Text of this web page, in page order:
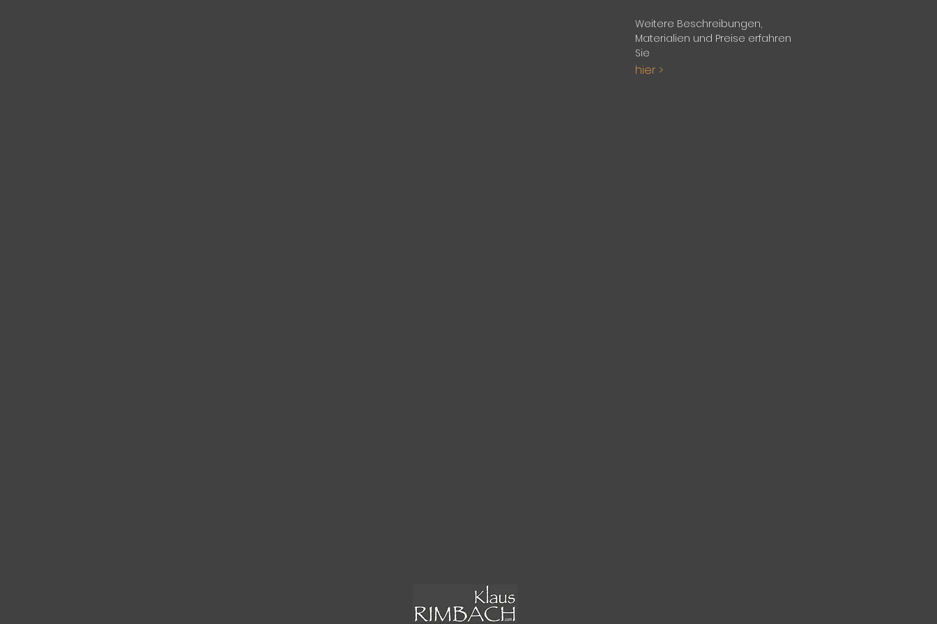
Weitere Beschreibungen,
Materialien und Preise erfahren
Sie
hier >